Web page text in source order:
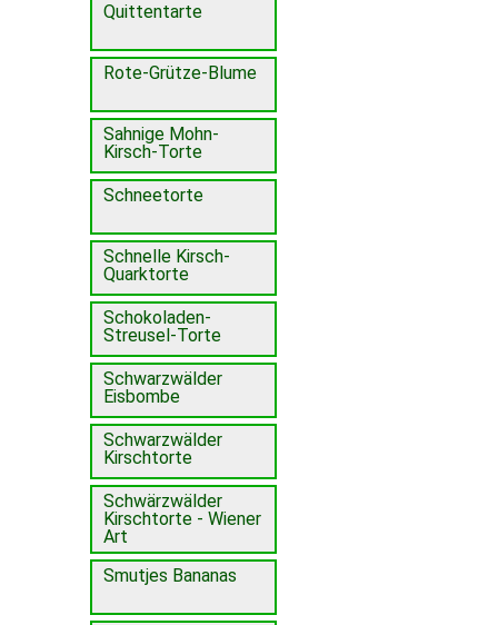
Quittentarte
Rote-Grütze-Blume
Sahnige Mohn-
Kirsch-Torte
Schneetorte
Schnelle Kirsch-
Quarktorte
Schokoladen-
Streusel-Torte
Schwarzwälder
Eisbombe
Schwarzwälder
Kirschtorte
Schwärzwälder
Kirschtorte - Wiener
Art
Smutjes Bananas